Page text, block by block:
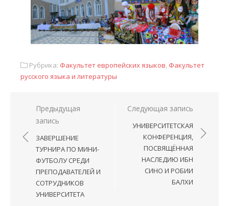
Рубрика: Факультет европейских языков, Факультет
русского языка и литературы
Предыдущая
запись
ЗАВЕРШЕНИЕ
ТУРНИРА ПО МИНИ-
ФУТБОЛУ СРЕДИ
ПРЕПОДАВАТЕЛЕЙ И
СОТРУДНИКОВ
УНИВЕРСИТЕТА
Следующая запись
УНИВЕРСИТЕТСКАЯ
КОНФЕРЕНЦИЯ,
ПОСВЯЩЁННАЯ
НАСЛЕДИЮ ИБН
СИНО И РОБИИ
БАЛХИ